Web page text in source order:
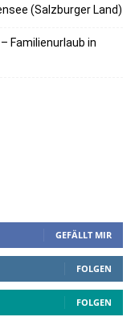
(Salzburger Land)
Familienurlaub in
GEFÄLLT MIR
FOLGEN
FOLGEN